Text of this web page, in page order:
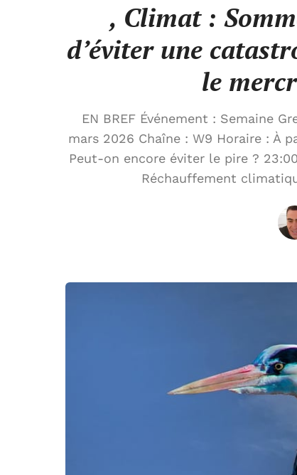
, Climat :
d’éviter une
le
EN BREF Événement : Semaine
mars 2026 Chaîne : W9 Horaire : À
Peut-on encore éviter le pire ?
Réchauffement